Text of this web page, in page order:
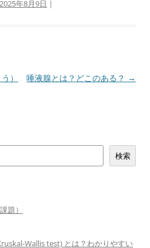
2025年8月9日 |
）
唾液腺とは？どこのある？ →
検索
題）
Wallis test) とは？わかりやすい